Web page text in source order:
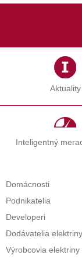
ktorú viete
týkajúce sa
Zmeniť súhlas,
svoje
Aktuality
Inteligentný
Domácnosti
Podnikatelia
Developeri
Dodávatelia elektriny
Výrobcovia elektriny